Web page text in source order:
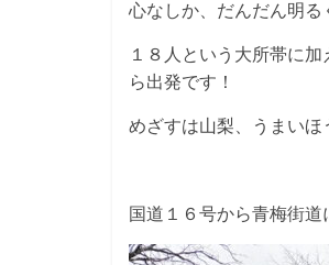
心なしか、だんだん明る
１８人という大所帯に
ら出発です！
めざすは山梨、うまいほ
国道１６号から青梅街道